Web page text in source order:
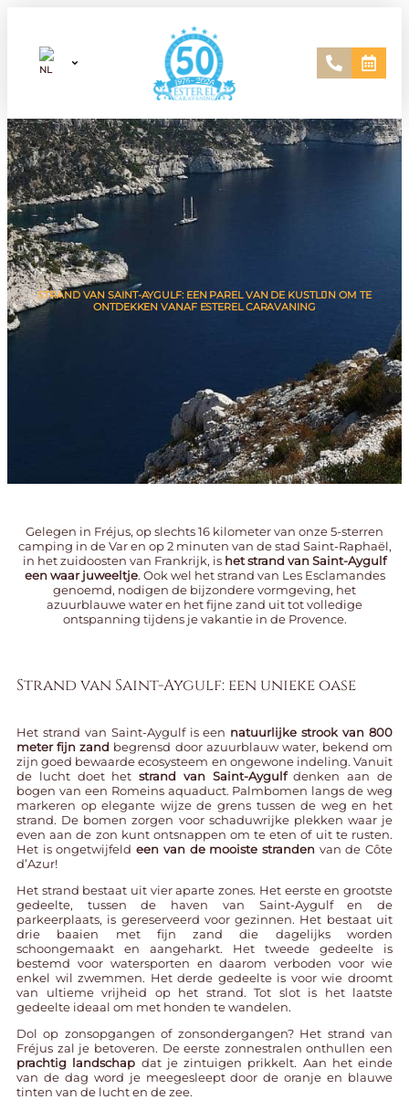
STRAND VAN SAINT-AYGULF: EEN PAREL VAN DE KUSTLIJN OM TE
ONTDEKKEN VANAF ESTEREL CARAVANING
Gelegen in Fréjus, op slechts 16 kilometer van onze5-sterren
camping in de Varen op 2 minuten van de stad Saint-Raphaël,
in het zuidoosten van Frankrijk, is het strand van Saint-Aygulf
een waar juweeltje. Ook wel het strand van Les Esclamandes
genoemd, nodigen de bijzondere vormgeving, het
azuurblauwe water en het fijne zand uit tot volledige
ontspanning tijdens je vakantie in de Provence.
Strand van Saint-Aygulf: een unieke oase
Het strand van Saint-Aygulf is een natuurlijke strook van 800
meter fijn zand begrensd door azuurblauw water, bekend om
zijn goed bewaarde ecosysteem en ongewone indeling. Vanuit
de lucht doet hetstrand van Saint-Aygulfdenken aan de
bogen van een Romeins aquaduct. Palmbomen langs de weg
markeren op elegante wijze de grens tussen de weg en het
strand. De bomen zorgen voor schaduwrijke plekken waar je
even aan de zon kunt ontsnappen om te eten of uit te rusten.
Het is ongetwijfeldeen van de mooiste strandenvan de Côte
d’Azur!
Het strand bestaat uit vier aparte zones. Het eerste en grootste
gedeelte, tussen de haven van Saint-Aygulf en de
parkeerplaats, is gereserveerd voor gezinnen. Het bestaat uit
drie baaien met fijn zand die dagelijks worden
schoongemaakt en aangeharkt. Het tweede gedeelte is
bestemd voor watersporten en daarom verboden voor wie
enkel wil zwemmen. Het derde gedeelte is voor wie droomt
van ultieme vrijheid op het strand. Tot slot is het laatste
gedeelte ideaal om met honden te wandelen.
Dol op zonsopgangen of zonsondergangen? Het strand van
Fréjus zal je betoveren. De eerste zonnestralen onthullen een
prachtig landschap dat je zintuigen prikkelt. Aan het einde
van de dag word je meegesleept door de oranje en blauwe
tinten van de lucht en de zee.